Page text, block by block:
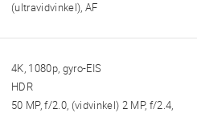
(ultravidvinkel), AF
4K, 1080p, gyro-EIS
HDR
50 MP, f/2.0, (vidvinkel) 2 MP, f/2.4,